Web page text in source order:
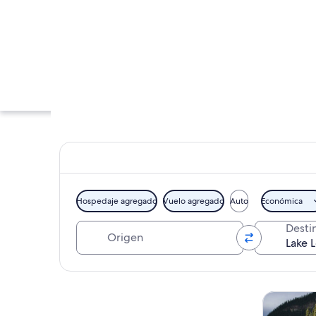
Un centro de
Hospedaje agregado Vuelo agregado Auto Económica
Tours y